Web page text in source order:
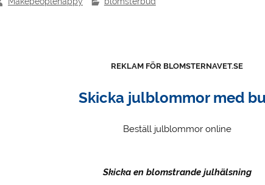
REKLAM FÖR BLOMSTERNAVET.SE
Skicka julblommor med
Beställ julblommor online
Skicka en blomstrande julhälsning